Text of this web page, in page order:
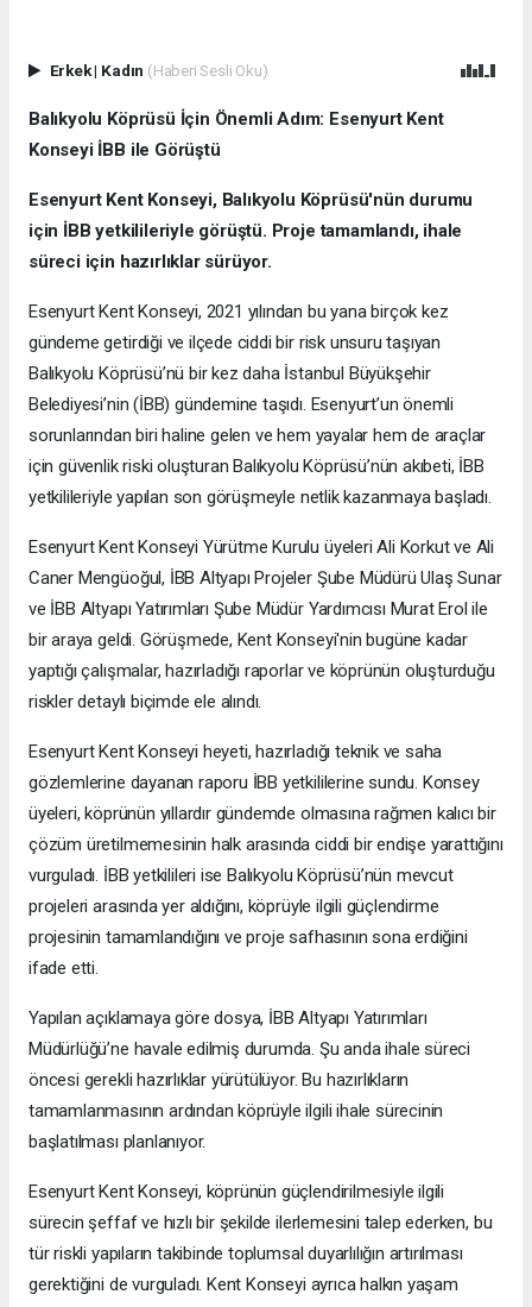
Erkek| Kadın (Haberi Sesli Oku)
Balıkyolu Köprüsü İçin Önemli Adım: Esenyurt Kent
Konseyi İBB ile Görüştü
Esenyurt Kent Konseyi, Balıkyolu Köprüsü'nün durumu
için İBB yetkilileriyle görüştü. Proje tamamlandı, ihale
süreci için hazırlıklar sürüyor.
Esenyurt Kent Konseyi, 2021 yılından bu yana birçok kez
gündeme getirdiği ve ilçede ciddi bir risk unsuru taşıyan
Balıkyolu Köprüsü’nü bir kez daha İstanbul Büyükşehir
Belediyesi’nin (İBB) gündemine taşıdı. Esenyurt’un önemli
sorunlarından biri haline gelen ve hem yayalar hem de araçlar
için güvenlik riski oluşturan Balıkyolu Köprüsü’nün akıbeti, İBB
yetkilileriyle yapılan son görüşmeyle netlik kazanmaya başladı.
Esenyurt Kent Konseyi Yürütme Kurulu üyeleri Ali Korkut ve Ali
Caner Mengüoğul, İBB Altyapı Projeler Şube Müdürü Ulaş Sunar
ve İBB Altyapı Yatırımları Şube Müdür Yardımcısı Murat Erol ile
bir araya geldi. Görüşmede, Kent Konseyi'nin bugüne kadar
yaptığı çalışmalar, hazırladığı raporlar ve köprünün oluşturduğu
riskler detaylı biçimde ele alındı.
Esenyurt Kent Konseyi heyeti, hazırladığı teknik ve saha
gözlemlerine dayanan raporu İBB yetkililerine sundu. Konsey
üyeleri, köprünün yıllardır gündemde olmasına rağmen kalıcı bir
çözüm üretilmemesinin halk arasında ciddi bir endişe yarattığını
vurguladı. İBB yetkilileri ise Balıkyolu Köprüsü’nün mevcut
projeleri arasında yer aldığını, köprüyle ilgili güçlendirme
projesinin tamamlandığını ve proje safhasının sona erdiğini
ifade etti.
Yapılan açıklamaya göre dosya, İBB Altyapı Yatırımları
Müdürlüğü’ne havale edilmiş durumda. Şu anda ihale süreci
öncesi gerekli hazırlıklar yürütülüyor. Bu hazırlıkların
tamamlanmasının ardından köprüyle ilgili ihale sürecinin
başlatılması planlanıyor.
Esenyurt Kent Konseyi, köprünün güçlendirilmesiyle ilgili
sürecin şeffaf ve hızlı bir şekilde ilerlemesini talep ederken, bu
tür riskli yapıların takibinde toplumsal duyarlılığın artırılması
gerektiğini de vurguladı. Kent Konseyi ayrıca halkın yaşam